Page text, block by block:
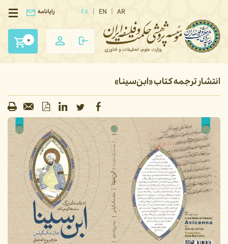
FA EN AR رایانامه
0
انتشار ترجمه کتاب «ابن‌سینا»